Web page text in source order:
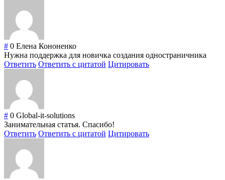
# 0 Елена Кононенко
Нужна поддержка для новичка создания одностраничника
Ответить Ответить с цитатой Цитировать
# 0 Global-it-solutions
Занимательная статья. Спасибо!
Ответить Ответить с цитатой Цитировать